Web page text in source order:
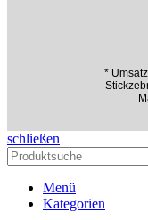
*
schließen
Menü
Kategorien